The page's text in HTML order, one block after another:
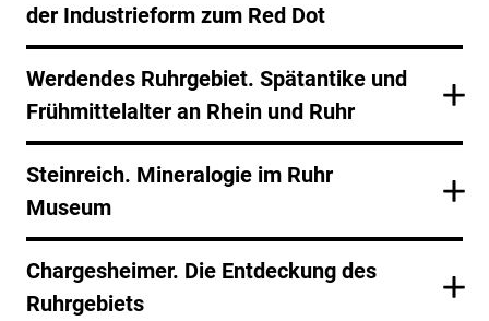
der Industrieform zum Red Dot
Werdendes Ruhrgebiet. Spätantike und
Frühmittelalter an Rhein und Ruhr
Steinreich. Mineralogie im Ruhr
Museum
Chargesheimer. Die Entdeckung des
Ruhrgebiets